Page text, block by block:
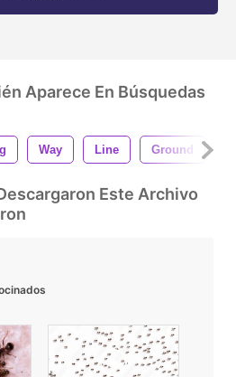
Aparece En Búsquedas
Way Line Ground
Este Archivo